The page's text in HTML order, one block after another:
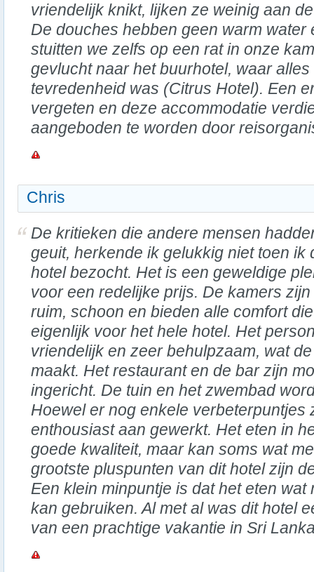
vriendelijk knikt, lijken ze weinig aan
De douches hebben geen warm water
stuitten we zelfs op een rat in onze
gevlucht naar het buurhotel, waar
tevredenheid was (Citrus Hotel). Een
vergeten en deze accommodatie
aangeboden te worden door
Chris
De kritieken die andere mensen
geuit, herkende ik gelukkig niet toen ik
hotel bezocht. Het is een geweldige
voor een redelijke prijs. De kamers zijn
ruim, schoon en bieden alle comfort
eigenlijk voor het hele hotel. Het
vriendelijk en zeer behulpzaam, wat
maakt. Het restaurant en de bar zijn
ingericht. De tuin en het zwembad
Hoewel er nog enkele verbeterpuntjes
enthousiast aan gewerkt. Het eten in
goede kwaliteit, maar kan soms wat
grootste pluspunten van dit hotel zijn
Een klein minpuntje is dat het eten
kan gebruiken. Al met al was dit hotel
van een prachtige vakantie in Sri